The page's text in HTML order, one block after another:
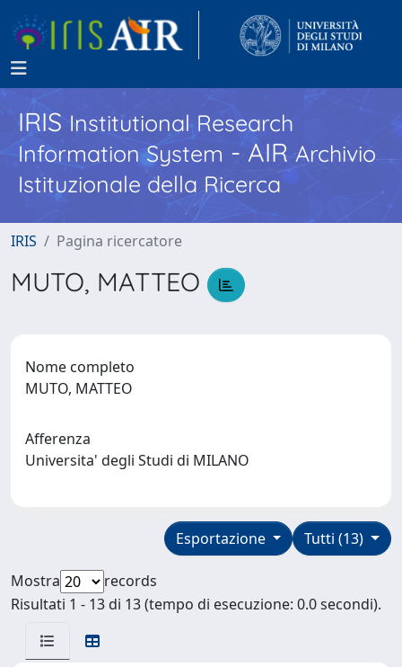
IRISInstitutional Research
Information System - AIR Archivio
Istituzionale della Ricerca
IRIS Pagina ricercatore
MUTO, MATTEO
Nome completo
MUTO, MATTEO
Afferenza
Universita' degli Studi di MILANO
Tutti (13)
Esportazione
Mostra
records
Risultati 1 - 13 di 13 (tempo di esecuzione: 0.0 secondi).